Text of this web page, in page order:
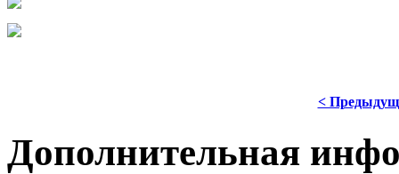
<
Дополнительная